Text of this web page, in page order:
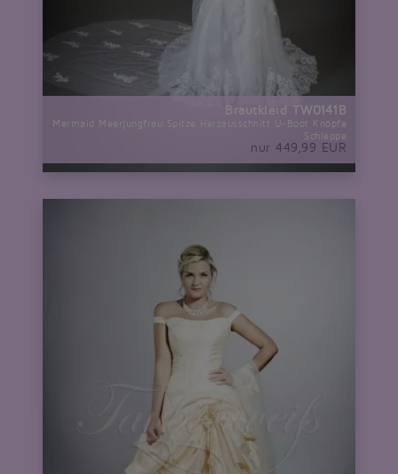
Brautkleid TW0141B
Mermaid Meerjungfrau Spitze Herzausschnitt U-Boot Knöpfe
Schleppe
nur 449,99 EUR